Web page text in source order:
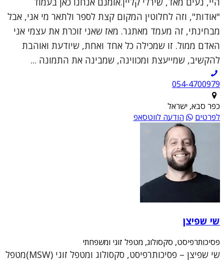
"אודות", וזה לחלוטין המקום קצת לספר ולתאר מי אני, אבל
מבחינתי, זה מעמד מאתגר. מאז שאני זוכרת את עצמי אני
האדם ממול. זו שמכילה כל אחד ואחת, שיודעת ואוהבת
להקשיב, שמייעצת ומכווינה, שמבינה את התמונה ...
054-4700979
כפר סבא, ישראל
לפרטים
הודעה לווטסאפ
שי שפיצן
פסיכותרפיסט, סקסולוג, מטפל זוגי ומשפחתי
שי שפיצן – פסיכותרפיסט, סקסולוג ומטפל זוגי (MSW)מטפל